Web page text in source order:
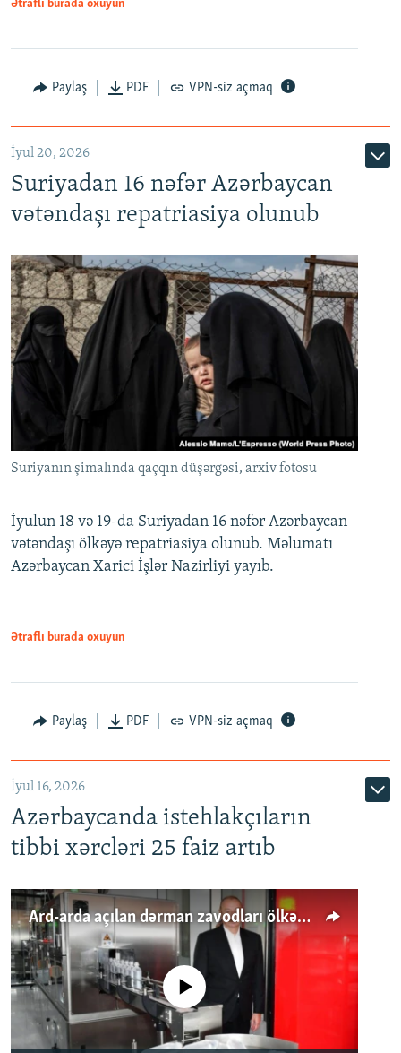
Auto
Ətraflı burada oxuyun
Paylaş PDF VPN-siz açmaq
İyul 20, 2026
Suriyadan 16 nəfər Azərbaycan
vətəndaşı repatriasiya olunub
Suriyanın şimalında qaçqın düşərgəsi, arxiv fotosu
İyulun 18 və 19-da Suriyadan 16 nəfər Azərbaycan
vətəndaşı ölkəyə repatriasiya olunub. Məlumatı
Azərbaycan Xarici İşlər Nazirliyi yayıb.
Ətraflı burada oxuyun
Paylaş PDF VPN-siz açmaq
İyul 16, 2026
Azərbaycanda istehlakçıların
tibbi xərcləri 25 faiz artıb
Ard-arda açılan dərman zavodları ölkənin tələbatını ödəyirmi?
No media source currently available